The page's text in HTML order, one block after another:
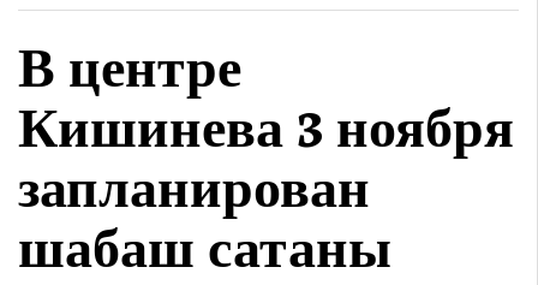
В центре
Кишинева 3 ноября
запланирован
шабаш сатаны